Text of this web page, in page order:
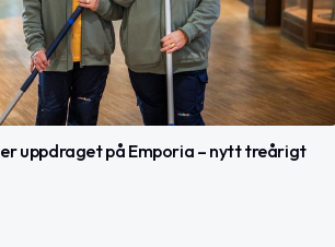
uppdraget på Emporia – nytt treårigt